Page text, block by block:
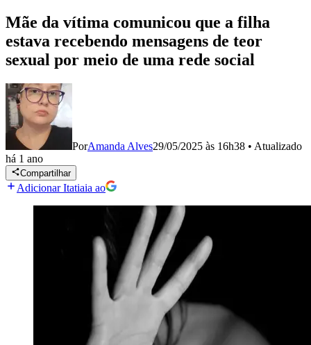
Mãe da vítima comunicou que a filha
estava recebendo mensagens de teor
sexual por meio de uma rede social
PorAmanda Alves29/05/2025 às 16h38 • Atualizado
há 1 ano
Compartilhar
Adicionar Itatiaia ao